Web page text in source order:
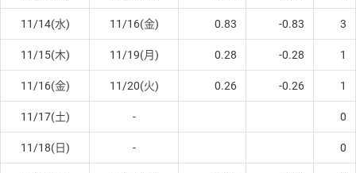
11/14(水) 11/16(金) 0.83 -0.83 3
11/15(木) 11/19(月) 0.28 -0.28 1
11/16(金) 11/20(火) 0.26 -0.26 1
11/17(土) - 0
11/18(日) - 0